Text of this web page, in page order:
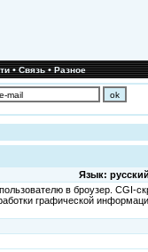
•Связь•Разное
Язык: русский
в броузер. CGI-
графической